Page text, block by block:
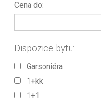
Cena do:
Dispozice bytu:
Garsoniéra
1+kk
1+1